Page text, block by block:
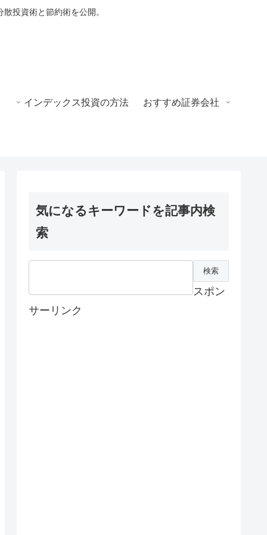
投資術と節約術を公開。
インデックス投資の方法 おすすめ証券会社
気になるキーワードを記事内検
索
スポン
サーリンク